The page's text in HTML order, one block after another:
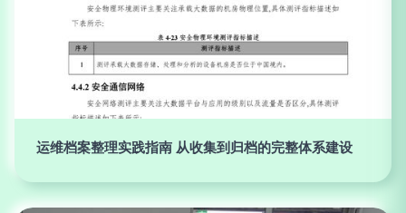
运维档案整理实践指南 从收集到归档的完整体系建设